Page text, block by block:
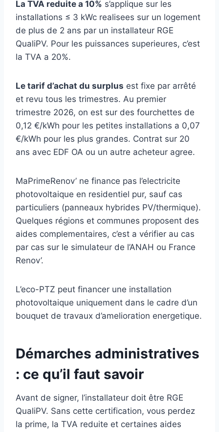
La TVA reduite a 10% s’applique sur les
installations ≤ 3 kWc realisees sur un logement
de plus de 2 ans par un installateur RGE
QualiPV. Pour les puissances superieures, c’est
la TVA a 20%.
Le tarif d’achat du surplus est fixe par arrêté
et revu tous les trimestres. Au premier
trimestre 2026, on est sur des fourchettes de
0,12 €/kWh pour les petites installations a 0,07
€/kWh pour les plus grandes. Contrat sur 20
ans avec EDF OA ou un autre acheteur agree.
MaPrimeRenov’ ne finance pas l’electricite
photovoltaique en residentiel pur, sauf cas
particuliers (panneaux hybrides PV/thermique).
Quelques régions et communes proposent des
aides complementaires, c’est a vérifier au cas
par cas sur le simulateur de l’ANAH ou France
Renov’.
L’eco-PTZ peut financer une installation
photovoltaique uniquement dans le cadre d’un
bouquet de travaux d’amelioration energetique.
Démarches administratives
: ce qu’il faut savoir
Avant de signer, l’installateur doit être RGE
QualiPV. Sans cette certification, vous perdez
la prime, la TVA reduite et certaines aides